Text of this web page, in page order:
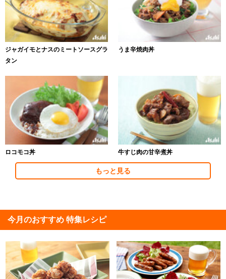
ジャガイモとナスのミートソースグラ
タン
うま辛焼肉丼
ロコモコ丼 牛すじ肉の甘辛煮丼
もっと見る
今月のおすすめ 特集レシピ